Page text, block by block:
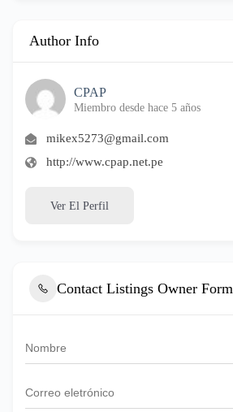
Author Info
CPAP
Miembro desde hace 5 años
mikex5273@gmail.com
http://www.cpap.net.pe
Ver El Perfil
Contact Listings Owner Form